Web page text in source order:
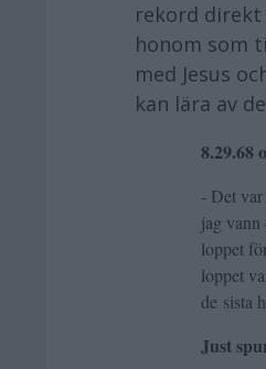
rekord direkt
honom som
med Jesus
kan lära av
8.29.68
- Det
jag
loppet
loppet
de sista
Just